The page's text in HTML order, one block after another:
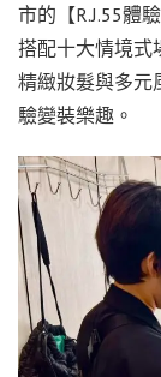
市的【R.J.55體
搭配十大情境式
精緻妝髮與多元
驗變裝樂趣。